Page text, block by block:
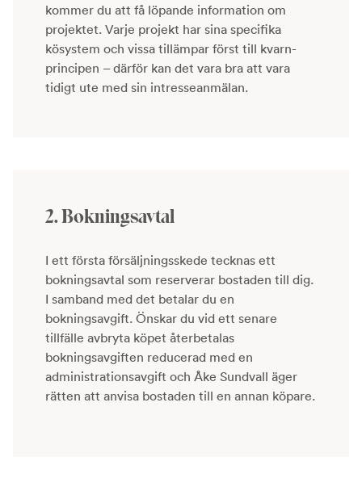
kommer du att få löpande information om
projektet. Varje projekt har sina specifika
kösystem och vissa tillämpar först till kvarn-
principen – därför kan det vara bra att vara
tidigt ute med sin intresseanmälan.
2. Bokningsavtal
I ett första försäljningsskede tecknas ett
bokningsavtal som reserverar bostaden till dig.
I samband med det betalar du en
bokningsavgift. Önskar du vid ett senare
tillfälle avbryta köpet återbetalas
bokningsavgiften reducerad med en
administrationsavgift och Åke Sundvall äger
rätten att anvisa bostaden till en annan köpare.